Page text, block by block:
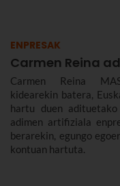
ENPRESAK
Carmen Reina
Carmen Reina
kidearekin batera,
hartu duen
adimen artifiziala
berarekin, egungo
kontuan hartuta.